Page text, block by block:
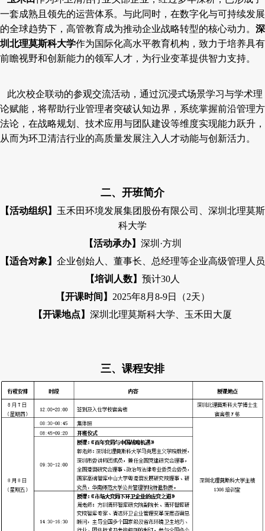
一套成熟且领先的运营体系。与此同时，在数字化与可持续发展
的全球趋势下，高管教育成为推动企业战略转型的核心动力。 深
圳北理莫斯科大学作为国际化高水平教育机构，致力于培养具有
前瞻视野和创新能力的领军人才，为行业变革提供智力支持。
此次校企联动的参观交流活动，通过沉浸式场景学习与学术理
论赋能，将帮助行业管理者突破认知边界，系统掌握前沿管理方
法论，在战略规划、技术应用与团队建设等维度实现能力跃升，
从而为环卫清洁行业的高质量发展注入人才动能与创新活力。
二、开班简介
【活动组织】 玉禾田环境发展集团股份有限公司、深圳北理莫斯
科大学
【活动承办】 深圳 ·方圳
【适合对象】 企业创始人、董事长、总经理等企业高级管理人员
【培训人数】 预计30人
【开课时间】 2025年8月 8-9日（2天）
【开课地点】 深圳北理莫斯科大学、玉禾田大厦
三、课程安排